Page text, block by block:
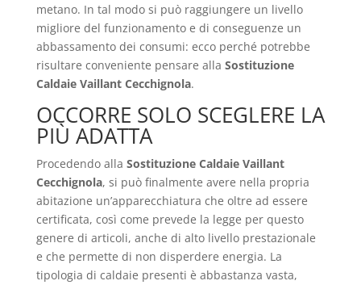
metano. In tal modo si può raggiungere un livello
migliore del funzionamento e di conseguenze un
abbassamento dei consumi: ecco perché potrebbe
risultare conveniente pensare alla Sostituzione
Caldaie Vaillant Cecchignola.
OCCORRE SOLO SCEGLERE LA
PIÙ ADATTA
Procedendo alla Sostituzione Caldaie Vaillant
Cecchignola, si può finalmente avere nella propria
abitazione un’apparecchiatura che oltre ad essere
certificata, così come prevede la legge per questo
genere di articoli, anche di alto livello prestazionale
e che permette di non disperdere energia. La
tipologia di caldaie presenti è abbastanza vasta,